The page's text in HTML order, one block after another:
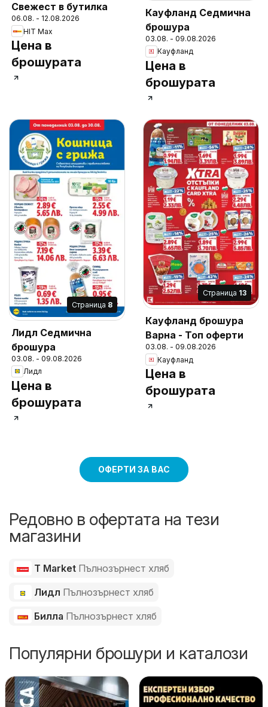
Свежест в бутилка
06.08. - 12.08.2026
HIT Max
Цена в
брошурата
Кауфланд Седмична
брошура
03.08. - 09.08.2026
Кауфланд
Цена в
брошурата
Cтраница 8
Лидл Седмична
брошура
03.08. - 09.08.2026
Лидл
Цена в
брошурата
Cтраница 13
Кауфланд брошура
Варна - Топ оферти
03.08. - 09.08.2026
Кауфланд
Цена в
брошурата
ОФЕРТИ ЗА ВАС
Редовно в офертата на тези
магазини
T Market Пълнозърнест хляб
Лидл Пълнозърнест хляб
Билла Пълнозърнест хляб
Популярни брошури и каталози